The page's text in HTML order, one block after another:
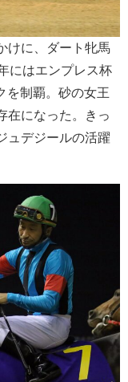
けに、ダート牝馬
にはエンプレス杯
を制覇。砂の女王
在になった。きっ
ュデジールの活躍